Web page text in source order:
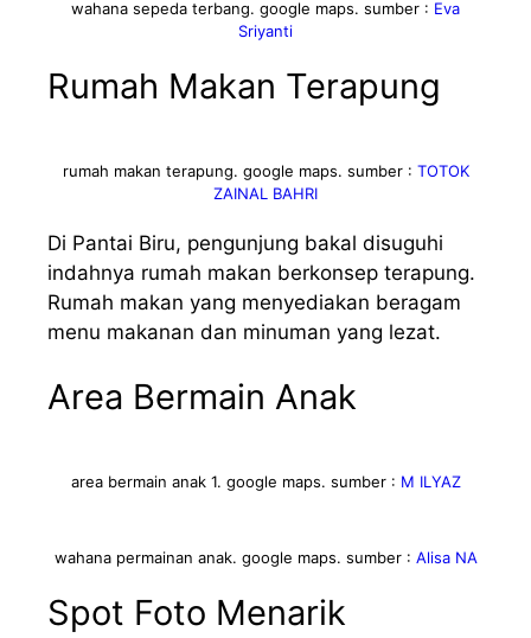
wahana sepeda terbang. google maps. sumber : Eva
Sriyanti
Rumah Makan Terapung
rumah makan terapung. google maps. sumber : TOTOK
ZAINAL BAHRI
Di Pantai Biru, pengunjung bakal disuguhi
indahnya rumah makan berkonsep terapung.
Rumah makan yang menyediakan beragam
menu makanan dan minuman yang lezat.
Area Bermain Anak
area bermain anak 1. google maps. sumber : M ILYAZ
wahana permainan anak. google maps. sumber : Alisa NA
Spot Foto Menarik